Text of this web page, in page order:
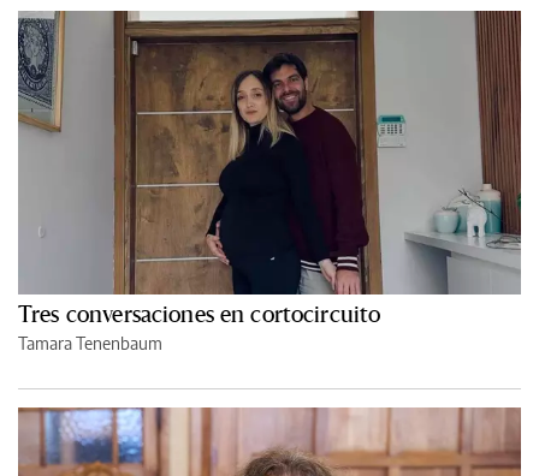
Tres conversaciones en cortocircuito
Tamara Tenenbaum